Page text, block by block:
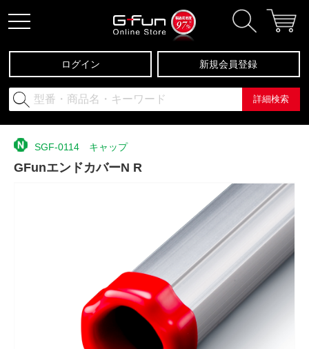
ログイン 新規会員登録
詳細検索
SGF-0114 キャップ
GFunエンドカバーN R